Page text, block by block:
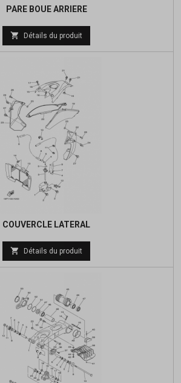
PARE BOUE ARRIERE
 Détails du produit
COUVERCLE LATERAL
Prix
de
 Détails du produit